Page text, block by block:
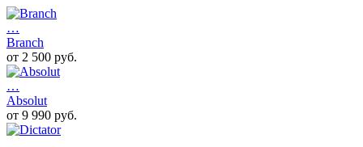
…
Branch
от 2 500 руб.
…
Absolut
от 9 990 руб.